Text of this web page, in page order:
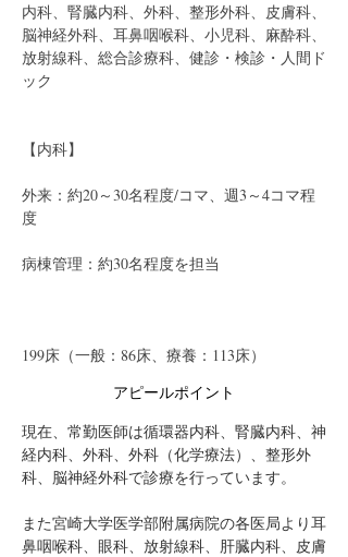
内科、腎臓内科、外科、整形外科、皮膚科、
脳神経外科、耳鼻咽喉科、小児科、麻酔科、
放射線科、総合診療科、健診・検診・人間ド
ック
【内科】
外来：約20～30名程度/コマ、週3～4コマ程
度
病棟管理：約30名程度を担当
199床（一般：86床、療養：113床）
アピールポイント
現在、常勤医師は循環器内科、腎臓内科、神
経内科、外科、外科（化学療法）、整形外
科、脳神経外科で診療を行っています。
また宮崎大学医学部附属病院の各医局より耳
鼻咽喉科、眼科、放射線科、肝臓内科、皮膚